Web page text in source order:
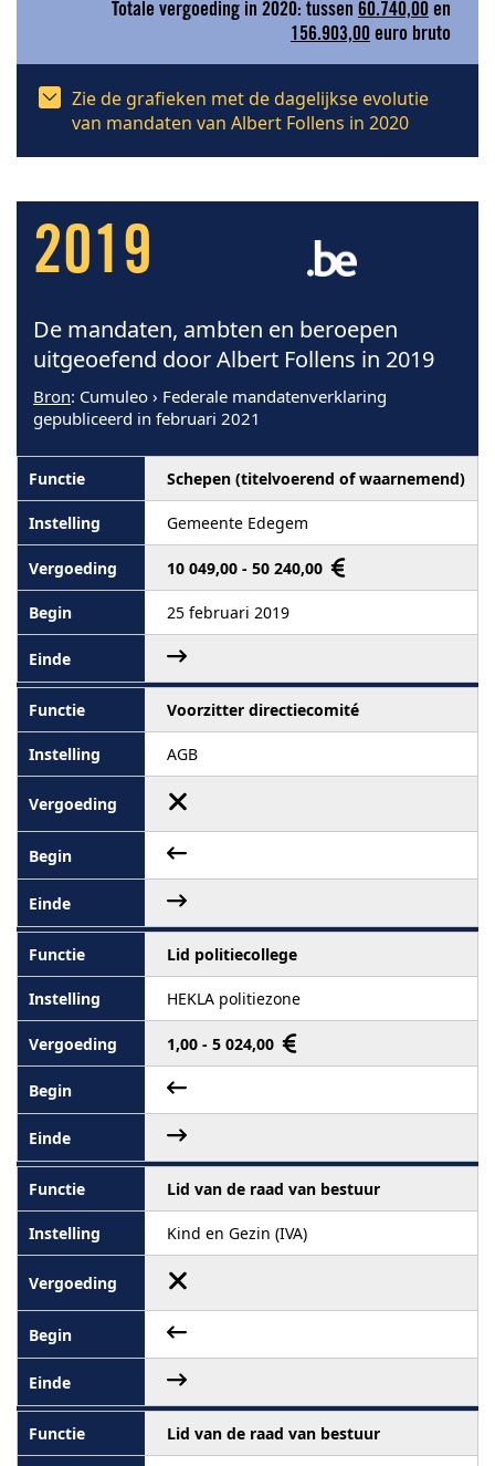
Totale vergoeding in 2020: tussen 60.740,00 en
156.903,00 euro bruto
Zie de grafieken met de dagelijkse evolutie
van mandaten van Albert Follens in 2020
2019
De mandaten, ambten en beroepen
uitgeoefend door Albert Follens in 2019
Bron: Cumuleo › Federale mandatenverklaring
gepubliceerd in februari 2021
Schepen (titelvoerend of waarnemend)
Gemeente Edegem
10 049,00 - 50 240,00
25 februari 2019
Voorzitter directiecomité
AGB
Lid politiecollege
HEKLA politiezone
1,00 - 5 024,00
Lid van de raad van bestuur
Kind en Gezin (IVA)
Lid van de raad van bestuur